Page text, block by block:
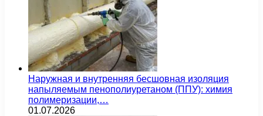
Наружная и внутренняя бесшовная изоляция
напыляемым пенополиуретаном (ППУ): химия
полимеризации,…
01.07.2026